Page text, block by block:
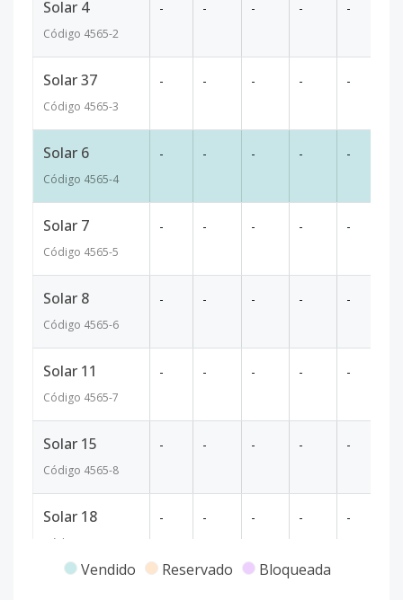
Solar 4
Código 4565-2
- - - - -
Solar 37
Código 4565-3
- - - - -
Solar 6
Código 4565-4
- - - - -
Solar 7
Código 4565-5
- - - - -
Solar 8
Código 4565-6
- - - - -
Solar 11
Código 4565-7
- - - - -
Solar 15
Código 4565-8
- - - - -
Solar 18
Código
- - - - -
Vendido Reservado Bloqueada